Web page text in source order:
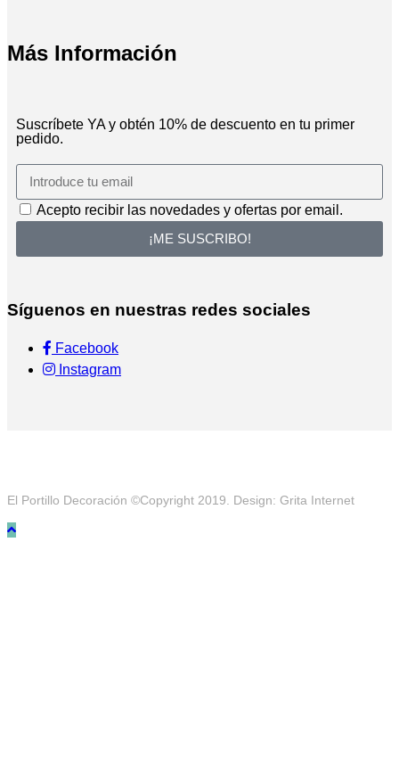
Más Información
Suscríbete YA y obtén 10% de descuento en tu primer
pedido.
Acepto recibir las novedades y ofertas por email.
¡ME SUSCRIBO!
Síguenos en nuestras redes sociales
Facebook
Instagram
El Portillo Decoración ©Copyright 2019. Design: Grita Internet